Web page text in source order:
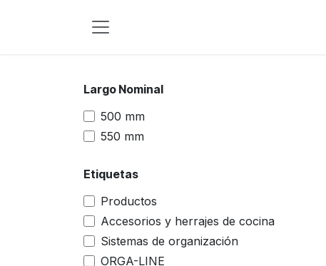
Largo Nominal
500 mm
550 mm
Etiquetas
Productos
Accesorios y herrajes de cocina
Sistemas de organización
ORGA-LINE